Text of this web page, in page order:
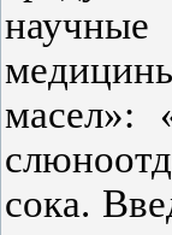
масел»:
сока.